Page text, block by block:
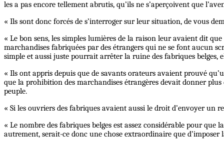
les a pas encore tellement abrutis, qu’ils ne s’aperçoivent que
« Ils sont donc forcés de s’interroger sur leur situation, de vous
« Le bon sens, les simples lumières de la raison leur avaient dit
marchandises fabriquées par des étrangers qui ne se font aucun
simple et aussi juste pourrait arrêter la ruine des fabriques
« Ils ont appris depuis que de savants orateurs avaient prouvé
que la prohibition des marchandises étrangères devait donner
peuple.
« Si les ouvriers des fabriques avaient aussi le droit d’envoyer un
« Le nombre des fabriques belges est assez considérable pour
autrement, serait-ce donc une chose extraordinaire que